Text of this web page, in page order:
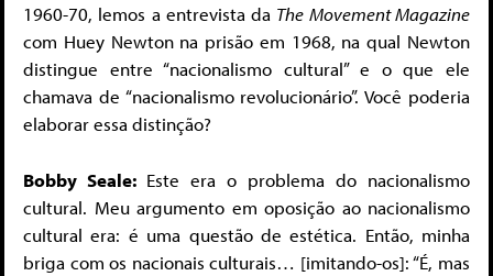
1960-70, lemos a entrevista da The Movement Magazine
com Huey Newton na prisão em 1968, na qual Newton
distingue entre “nacionalismo cultural” e o que ele
chamava de “nacionalismo revolucionário”. Você poderia
elaborar essa distinção?
Bobby Seale: Este era o problema do nacionalismo
cultural. Meu argumento em oposição ao nacionalismo
cultural era: é uma questão de estética. Então, minha
briga com os nacionais culturais… [imitando-os]: “É, mas